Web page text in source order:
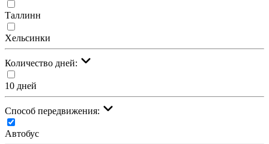
Таллинн
Хельсинки
Количество дней:
10 дней
Cпособ передвижения:
Автобус